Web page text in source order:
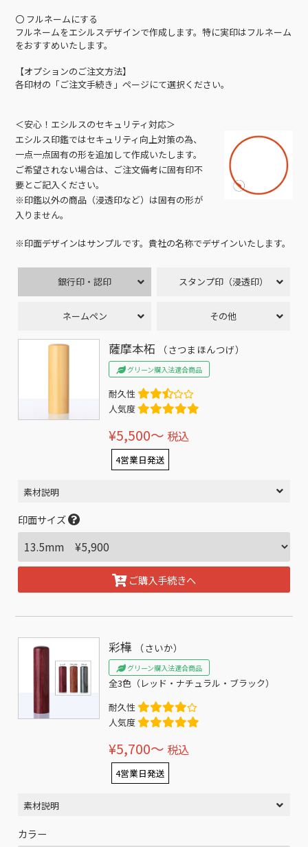
〇 フルネームにする
フルネームをエシルスデザインで作成します。特に実印はフルネーム
をおすすめいたします。
【オプションのご注文方法】
各印材の「ご注文手続き」ページにて選択ください。
＜安心！エシルスのセキュリティ対応＞
エシルス印鑑ではセキュリティ向上対策の為、
一点一点固有の形を追加して作成いたします。
ご希望されない場合は、ご注文備考に固有印不
要とご記入ください。
※印鑑以外の商品（浸透印など）は固有の形が
入りません。
※印面デザインはサンプルです。貴社の名称でデザインいたします。
銀行印・認印 スタンプ印（浸透印）
ネームペン その他
薩摩本柘 （さつまほんつげ）
グリーン購入法適合商品
耐久性
人気度
¥5,500〜 税込
4営業日発送
素材説明
印面サイズ
ご購入手続きへ
彩樺 （さいか）
グリーン購入法適合商品
全3色（レッド・ナチュラル・ブラック）
耐久性
人気度
¥5,700〜 税込
4営業日発送
素材説明
カラー